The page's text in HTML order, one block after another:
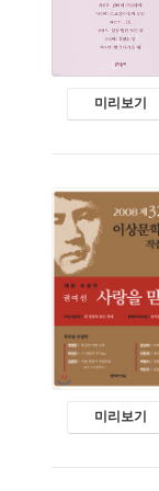
미리보기
미리보기